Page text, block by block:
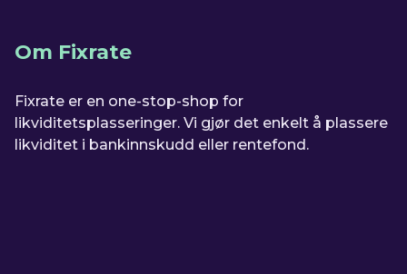
Om Fixrate
Fixrate er en one-stop-shop for
likviditetsplasseringer. Vi gjør det enkelt å plassere
likviditet i bankinnskudd eller rentefond.